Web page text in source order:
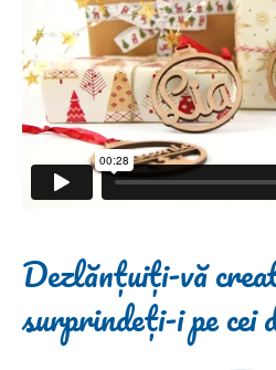
Dezlănțuiți-vă
surprindeți-i pe cei